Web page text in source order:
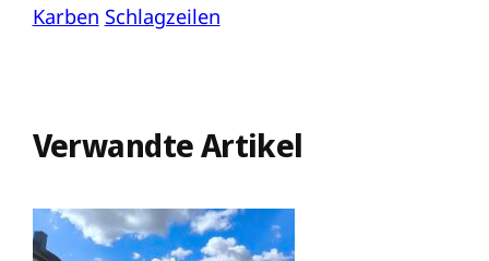
Karben Schlagzeilen
Verwandte Artikel